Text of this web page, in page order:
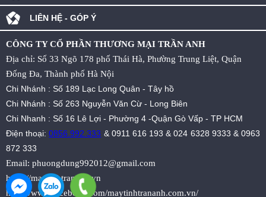
LIÊN HỆ - GÓP Ý
CÔNG TY CỔ PHẦN THƯƠNG MẠI TRẦN ANH
Địa chỉ: Số 33 Ngõ 178 phố Thái Hà, Phường Trung Liệt, Quận
Đống Đa, Thành phố Hà Nội
Chi Nhánh : Số 189 Lạc Long Quân - Tây hồ
Chi Nhánh : Số 263 Nguyễn Văn Cừ - Long Biên
Chi Nhanh : Số 16 Lê Lợi - Phường 4 -Quận Gò Vấp - TP HCM
Điện thoại:0856.992.333 & 0911 616 193 &024 6328 9333 &0963
872 333
Email: phuongdung992012@gmail.com
https://maytinhtrananh.vn
https://www.facebook.com/maytinhtrananh.com.vn/